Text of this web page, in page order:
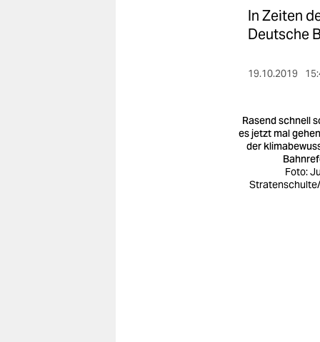
In Zeiten
Deutsche
19.10.2019
Rasend schnell
es jetzt mal
der
Foto: